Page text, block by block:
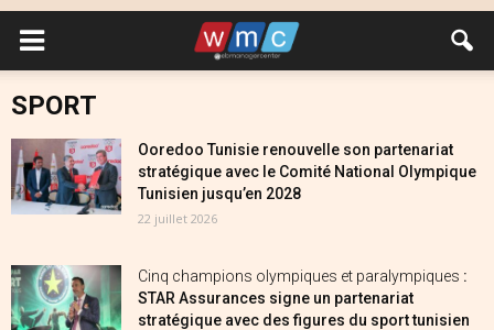
SPORT
Ooredoo Tunisie renouvelle son partenariat
stratégique avec le Comité National Olympique
Tunisien jusqu’en 2028
22 juillet 2026
Cinq champions olympiques et paralympiques :
STAR Assurances signe un partenariat
stratégique avec des figures du sport tunisien